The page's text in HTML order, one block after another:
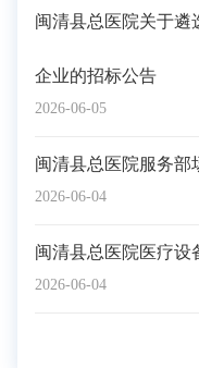
2026-06-05
闽清县总医院关于遴
企业的招标公告
2026-06-04
闽清县总医院服务部
2026-06-04
闽清县总医院医疗设